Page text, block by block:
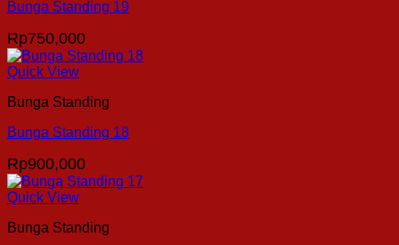
Bunga Standing 19
Rp750,000
Quick View
Bunga Standing
Bunga Standing 18
Rp900,000
Quick View
Bunga Standing